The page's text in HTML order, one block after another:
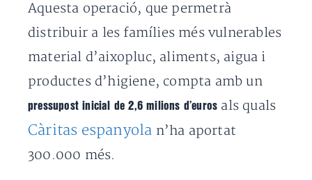
Aquesta operació, que permetrà
distribuir a les famílies més vulnerables
material d’aixopluc, aliments, aigua i
productes d’higiene, compta amb un
pressupost inicial de 2,6 milions d’euros als quals
Càritas espanyola n’ha aportat
300.000 més.